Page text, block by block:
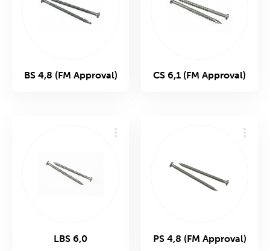
BS 4,8 (FM Approval) CS 6,1 (FM Approval)
LBS 6,0 PS 4,8 (FM Approval)